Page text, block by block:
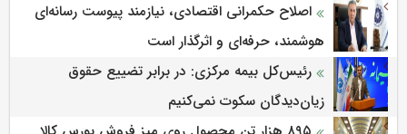
اصلاح حکمرانی اقتصادی، نیازمند پیوست رسانه‌ای
هوشمند، حرفه‌ای و اثرگذار است
رئیس‌کل بیمه مرکزی: در برابر تضییع حقوق
زیان‌دیدگان سکوت نمی‌کنیم